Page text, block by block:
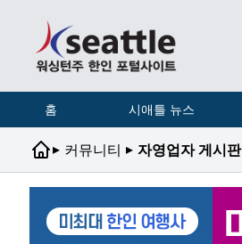
홈 시애틀 뉴스
▸ 커뮤니티 ▸ 자영업자 게시판